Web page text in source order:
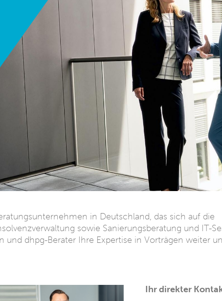
in Deutschland, das sich auf die
sowie Sanierungsberatung und IT-
dhpg-Berater Ihre Expertise in Vorträgen weiter
Ihr direkter